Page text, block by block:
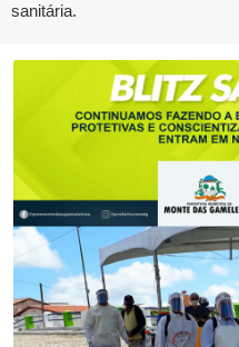
sanitária.